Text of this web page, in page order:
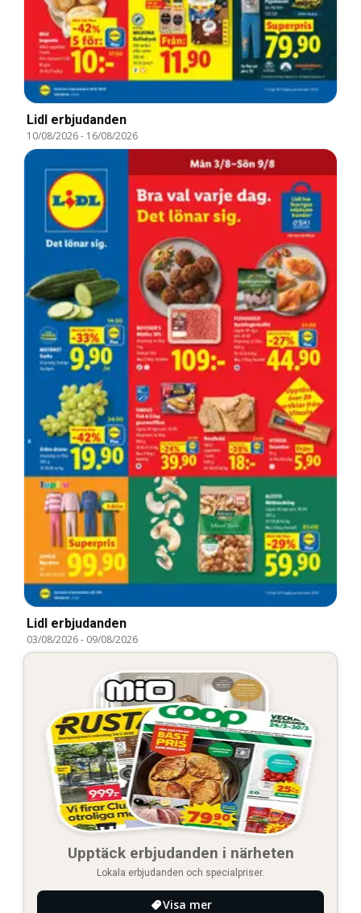
Lidl erbjudanden
10/08/2026- 16/08/2026
Lidl erbjudanden
03/08/2026- 09/08/2026
Upptäck erbjudanden i närheten
Lokala erbjudanden och specialpriser.
Visa mer